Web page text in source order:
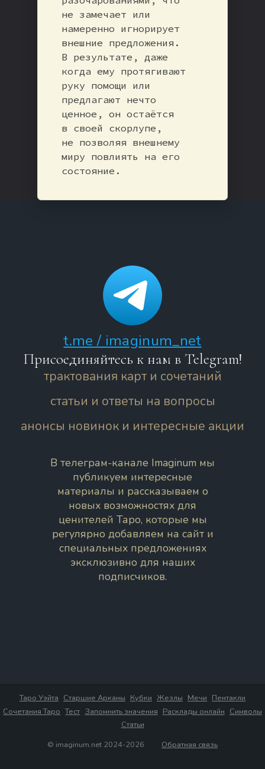
не замечает или
намеренно игнорирует
внешние предложения.
В результате, даже
когда ему протягивают
руку помощи или
предлагают нечто
ценное, он остаётся
в своей скорлупе,
не позволяя внешнему
миру повлиять на его
состояние.
t.me / imaginum_net
Присоединяйтесь к нам в Telegram!
трактования карт и сочетаний
статьи и ответы на вопросы
анонсы новинок и интересные акции
В телеграм-канале Imaginum мы
публикуем интересные
материалы и рассказываем о
новых возможностях для
ценителей Таро, которые мы
регулярно добавляем на сайт и
специальных предложениях
эксклюзивно для наших
подписчиков.
Таро Уэйта Старшие Арканы Кубки Жезлы Мечи Пентакли
Сочетания Таро Тест Запомнить значения Расклады онлайн Символы
Статьи
© imaginum.net 2024-2026
Обратная связь